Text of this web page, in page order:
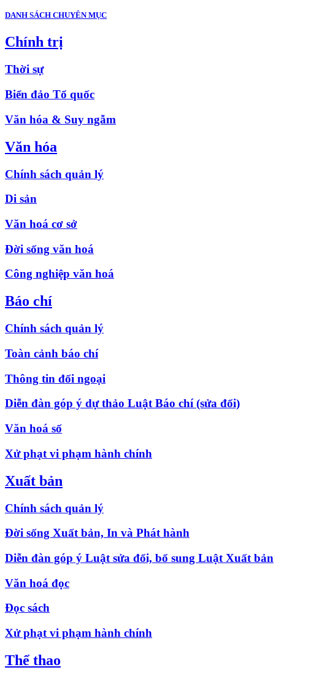
DANH SÁCH CHUYÊN MỤC
Chính trị
Thời sự
Biển đảo Tổ quốc
Văn hóa & Suy ngẫm
Văn hóa
Chính sách quản lý
Di sản
Văn hoá cơ sở
Đời sống văn hoá
Công nghiệp văn hoá
Báo chí
Chính sách quản lý
Toàn cảnh báo chí
Thông tin đối ngoại
Diễn đàn góp ý dự thảo Luật Báo chí (sửa đổi)
Văn hoá số
Xử phạt vi phạm hành chính
Xuất bản
Chính sách quản lý
Đời sống Xuất bản, In và Phát hành
Diễn đàn góp ý Luật sửa đổi, bổ sung Luật Xuất bản
Văn hoá đọc
Đọc sách
Xử phạt vi phạm hành chính
Thể thao